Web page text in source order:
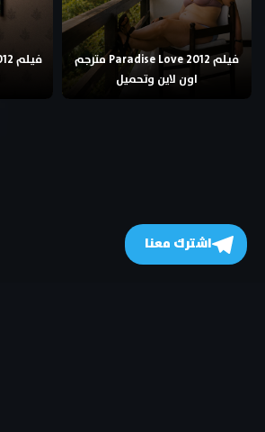
فيلم Paradise Love 2012 مترجم
اون لاين وتحميل
اشترك معنا